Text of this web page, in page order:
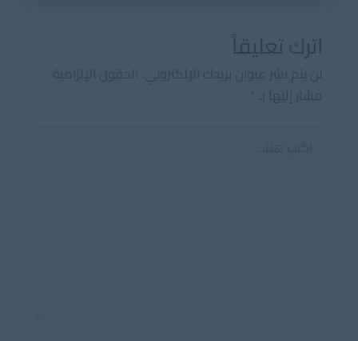
اترك تعليقاً